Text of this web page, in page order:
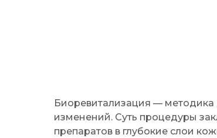
Биоревитализация —
изменений. Суть процедуры
препаратов в глубокие слои